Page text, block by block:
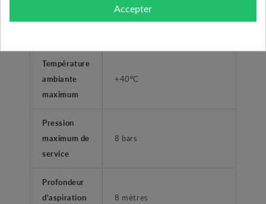
température
0°C à +35°C
Température
ambiante
maximum
+40°C
Pression
maximum de
service
8 bars
Profondeur
d'aspiration
8 mètres
Accepter